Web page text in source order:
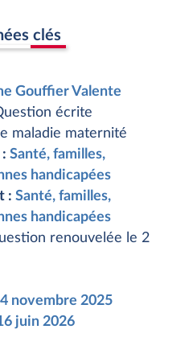
clés
Gouffier Valente
écrite
maladie maternité
Santé, familles,
handicapées
: Santé, familles,
handicapées
renouvelée le 2
4 novembre 2025
juin 2026